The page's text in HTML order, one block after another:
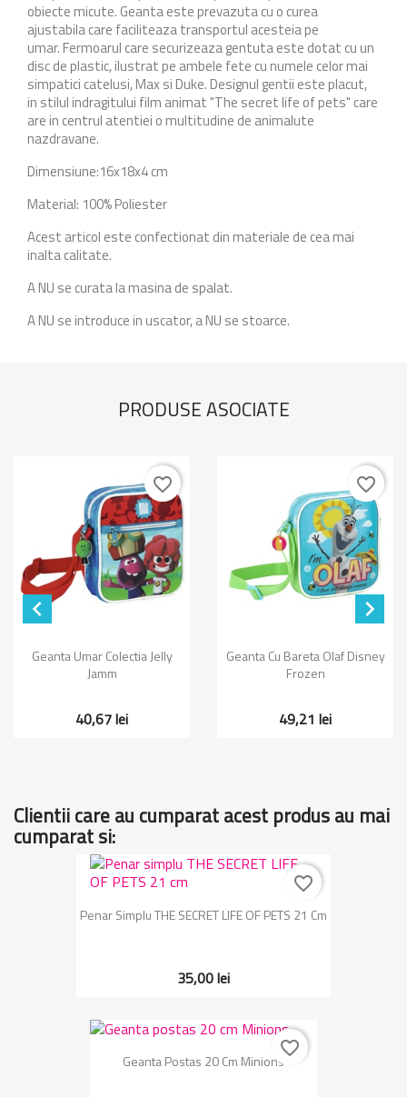
obiecte micute. Geanta este prevazuta cu o curea
ajustabila care faciliteaza transportul acesteia pe
umar. Fermoarul care securizeaza gentuta este dotat cu un
disc de plastic, ilustrat pe ambele fete cu numele celor mai
simpatici catelusi, Max si Duke. Designul gentii este placut,
in stilul indragitului film animat "The secret life of pets" care
are in centrul atentiei o multitudine de animalute
nazdravane.
Dimensiune:16x18x4 cm
Material: 100% Poliester
Acest articol este confectionat din materiale de cea mai
inalta calitate.
A NU se curata la masina de spalat.
A NU se introduce in uscator, a NU se stoarce.
PRODUSE ASOCIATE

Geanta Umar Colectia Jelly
Jamm
40,67 lei
favorite_border
Geanta Cu Bareta Olaf Disney
Frozen
49,21 lei
favorite_border

Clientii care au cumparat acest produs au mai
cumparat si:
Penar Simplu THE SECRET LIFE OF PETS 21 Cm
35,00 lei
favorite_border
Geanta Postas 20 Cm Minions
favorite_border